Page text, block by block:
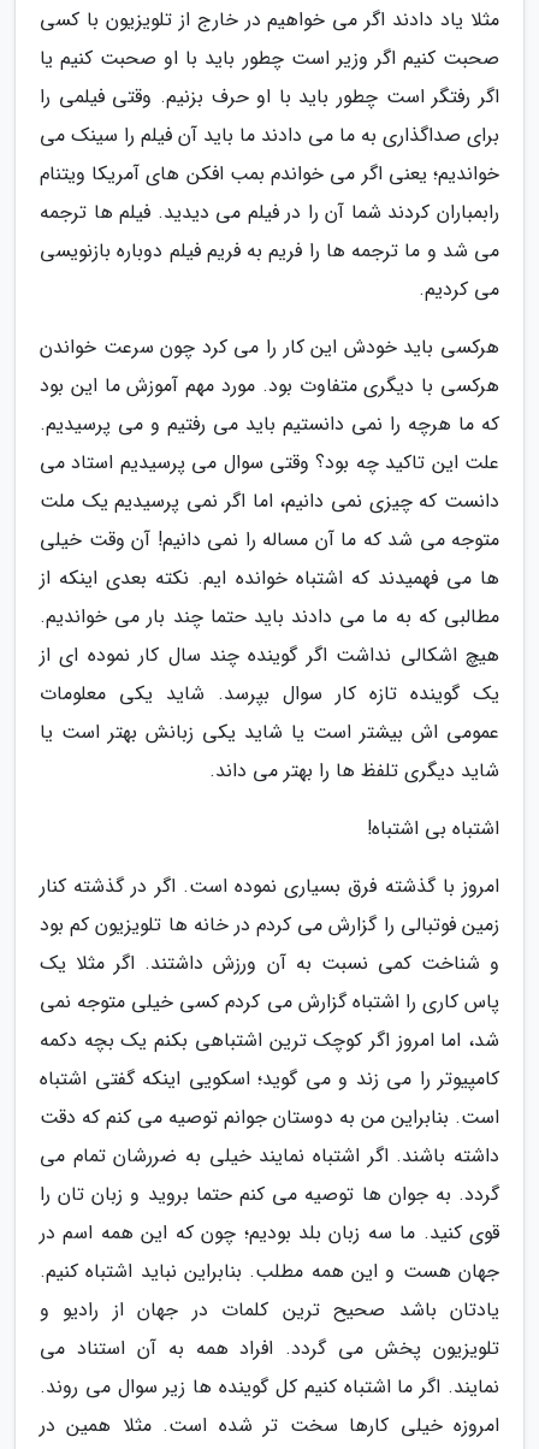
مثلا یاد دادند اگر می خواهیم در خارج از تلویزیون با کسی
صحبت کنیم اگر وزیر است چطور باید با او صحبت کنیم یا
اگر رفتگر است چطور باید با او حرف بزنیم. وقتی فیلمی را
برای صداگذاری به ما می دادند ما باید آن فیلم را سینک می
خواندیم؛ یعنی اگر می خواندم بمب افکن های آمریکا ویتنام
رابمباران کردند شما آن را در فیلم می دیدید. فیلم ها ترجمه
می شد و ما ترجمه ها را فریم به فریم فیلم دوباره بازنویسی
می کردیم.
هرکسی باید خودش این کار را می کرد چون سرعت خواندن
هرکسی با دیگری متفاوت بود. مورد مهم آموزش ما این بود
که ما هرچه را نمی دانستیم باید می رفتیم و می پرسیدیم.
علت این تاکید چه بود؟ وقتی سوال می پرسیدیم استاد می
دانست که چیزی نمی دانیم، اما اگر نمی پرسیدیم یک ملت
متوجه می شد که ما آن مساله را نمی دانیم! آن وقت خیلی
ها می فهمیدند که اشتباه خوانده ایم. نکته بعدی اینکه از
مطالبی که به ما می دادند باید حتما چند بار می خواندیم.
هیچ اشکالی نداشت اگر گوینده چند سال کار نموده ای از
یک گوینده تازه کار سوال بپرسد. شاید یکی معلومات
عمومی اش بیشتر است یا شاید یکی زبانش بهتر است یا
شاید دیگری تلفظ ها را بهتر می داند.
اشتباه بی اشتباه!
امروز با گذشته فرق بسیاری نموده است. اگر در گذشته کنار
زمین فوتبالی را گزارش می کردم در خانه ها تلویزیون کم بود
و شناخت کمی نسبت به آن ورزش داشتند. اگر مثلا یک
پاس کاری را اشتباه گزارش می کردم کسی خیلی متوجه نمی
شد، اما امروز اگر کوچک ترین اشتباهی بکنم یک بچه دکمه
کامپیوتر را می زند و می گوید؛ اسکویی اینکه گفتی اشتباه
است. بنابراین من به دوستان جوانم توصیه می کنم که دقت
داشته باشند. اگر اشتباه نمایند خیلی به ضررشان تمام می
گردد. به جوان ها توصیه می کنم حتما بروید و زبان تان را
قوی کنید. ما سه زبان بلد بودیم؛ چون که این همه اسم در
جهان هست و این همه مطلب. بنابراین نباید اشتباه کنیم.
یادتان باشد صحیح ترین کلمات در جهان از رادیو و
تلویزیون پخش می گردد. افراد همه به آن استناد می
نمایند. اگر ما اشتباه کنیم کل گوینده ها زیر سوال می روند.
امروزه خیلی کارها سخت تر شده است. مثلا همین در